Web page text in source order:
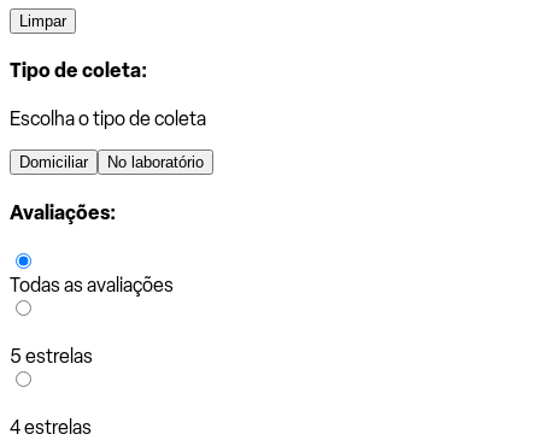
Limpar
Tipo de coleta:
Escolha o tipo de coleta
Domiciliar No laboratório
Avaliações:
Todas as avaliações
5 estrelas
4 estrelas